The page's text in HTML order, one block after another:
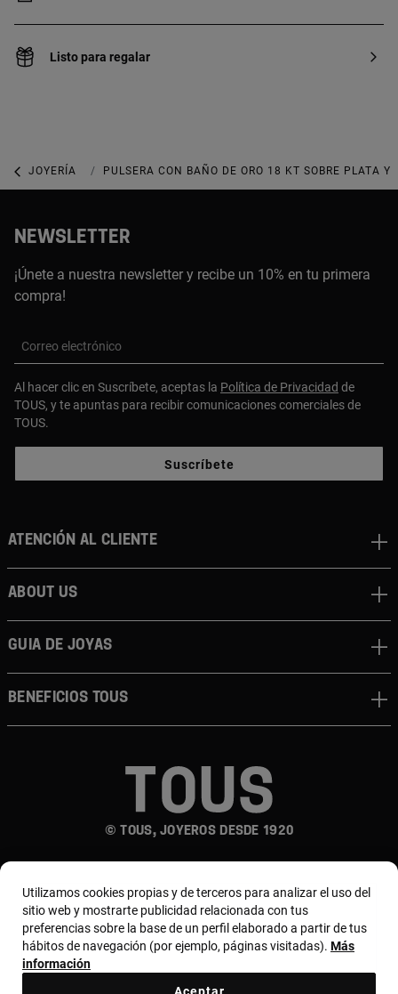
Listo para regalar
JOYERÍA JOYAS CON GEMAS
PULSERA CON BAÑO DE ORO 18 KT SOBRE PLATA Y
NEWSLETTER
¡Únete a nuestra newsletter y recibe un 10% en tu primera
compra!
Correo electrónico
Al hacer clic en Suscríbete, aceptas la Política de Privacidad de
TOUS, y te apuntas para recibir comunicaciones comerciales de
TOUS.
Suscríbete
© TOUS, JOYEROS DESDE 1920
Atención al cliente
About us
Guia de joyas
Beneficios TOUS
País y moneda:
Euro
Utilizamos cookies propias y de terceros para analizar el uso del
sitio web y mostrarte publicidad relacionada con tus
preferencias sobre la base de un perfil elaborado a partir de tus
hábitos de navegación (por ejemplo, páginas visitadas). Más
información